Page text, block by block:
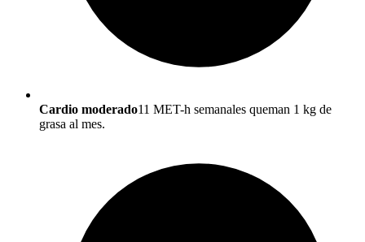
Cardio moderado11 MET-h semanales queman 1 kg de
grasa al mes.